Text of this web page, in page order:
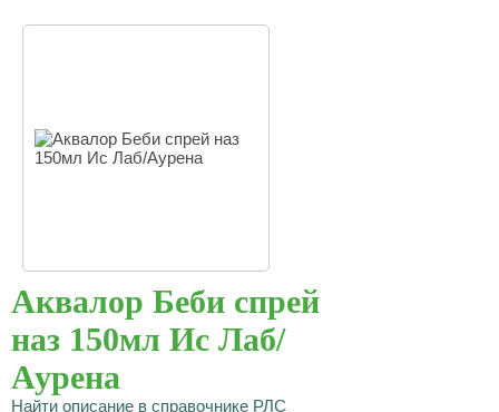
Аквалор Беби спрей
наз 150мл Ис Лаб/
Аурена
Найти описание в справочнике РЛС